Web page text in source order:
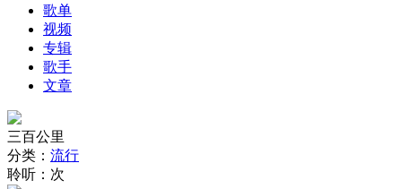
歌单
视频
专辑
歌手
文章
三百公里
分类： 流行
聆听： 次